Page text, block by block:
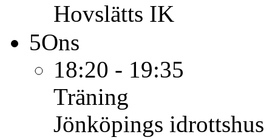
Hovslätts IK
5Ons
18:20 - 19:35
Träning
Jönköpings idrottshus